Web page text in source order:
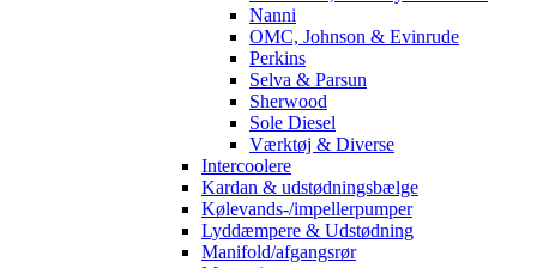
Nanni
OMC, Johnson & Evinrude
Perkins
Selva & Parsun
Sherwood
Sole Diesel
Værktøj & Diverse
Intercoolere
Kardan & udstødningsbælge
Kølevands-/impellerpumper
Lyddæmpere & Udstødning
Manifold/afgangsrør